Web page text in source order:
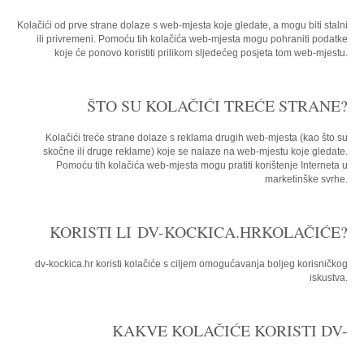
Kolačići od prve strane dolaze s web-mjesta koje gledate, a mogu biti stalni
ili privremeni. Pomoću tih kolačića web-mjesta mogu pohraniti podatke
koje će ponovo koristiti prilikom sljedećeg posjeta tom web-mjestu.
ŠTO SU KOLAČIĆI TREĆE STRANE?
Kolačići treće strane dolaze s reklama drugih web-mjesta (kao što su
skočne ili druge reklame) koje se nalaze na web-mjestu koje gledate.
Pomoću tih kolačića web-mjesta mogu pratiti korištenje Interneta u
marketinške svrhe.
KORISTI LI DV-KOCKICA.HRKOLAČIĆE?
dv-kockica.hr koristi kolačiće s ciljem omogućavanja boljeg korisničkog
iskustva.
KAKVE KOLAČIĆE KORISTI DV-